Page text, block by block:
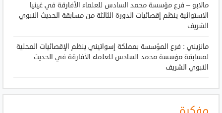
مالابو – فرع مؤسسة محمد السادس للعلماء الأفارقة في غينيا
الاستوائية ينظم إقصائيات الدورة الثالثة من مسابقة الحديث النبوي
الشريف
مانزيني : فرع المؤسسة بمملكة إسواتيني ينظم الإقصائيات المحلية
لمسابقة مؤسسة محمد السادس للعلماء الأفارقة في الحديث
النبوي الشريف